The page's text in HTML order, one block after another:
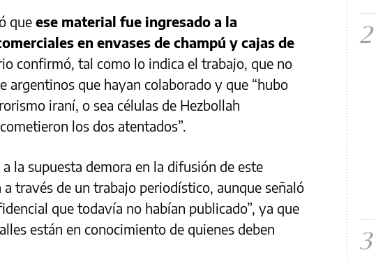
queese material fue ingresado a la
en envases de champú y cajas de
confirmó, tal como lo indica el trabajo, que no
argentinos que hayan colaborado y que “hubo
iraní, o sea células de Hezbollah
los dos atentados”.
la supuesta demora en la difusión de este
través de un trabajo periodístico, aunque señaló
que todavía no habían publicado”, ya que
están en conocimiento de quienes deben
2
3